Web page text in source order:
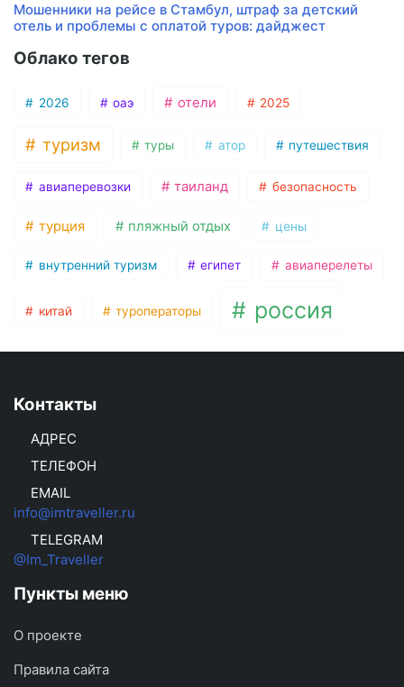
Мошенники на рейсе в Стамбул, штраф за детский
отель и проблемы с оплатой туров: дайджест
Облако тегов
2026 оаэ отели 2025
туризм туры атор путешествия
авиаперевозки таиланд безопасность
турция пляжный отдых цены
внутренний туризм египет авиаперелеты
китай туроператоры россия
Контакты
АДРЕС
ТЕЛЕФОН
EMAIL
info@imtraveller.ru
TELEGRAM
@Im_Traveller
Пункты меню
О проекте
Правила сайта